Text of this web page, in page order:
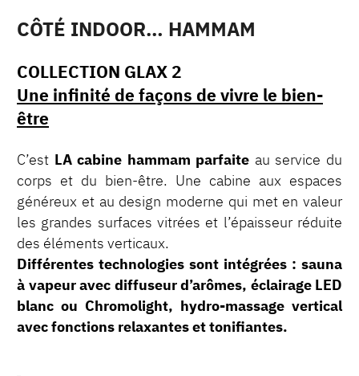
CÔTÉ INDOOR… HAMMAM
COLLECTION GLAX 2
Une infinité de façons de vivre le bien-
être
C’est LA cabine hammam parfaite au service du
corps et du bien-être. Une cabine aux espaces
généreux et au design moderne qui met en valeur
les grandes surfaces vitrées et l’épaisseur réduite
des éléments verticaux.
Différentes technologies sont intégrées : sauna
à vapeur avec diffuseur d’arômes, éclairage LED
blanc ou Chromolight, hydro-massage vertical
avec fonctions relaxantes et tonifiantes.